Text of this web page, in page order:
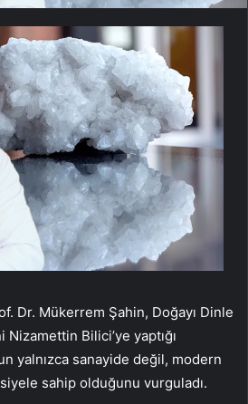
Dr. Mükerrem Şahin, Doğayı Dinle
Nizamettin Bilici’ye yaptığı
yalnızca sanayide değil, modern
sahip olduğunu vurguladı.